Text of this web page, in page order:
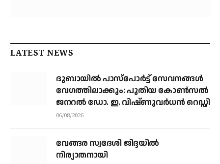
LATEST NEWS
ദുബായിൽ പാസ്‌പോർട്ട് സേവനങ്ങൾ
വേഗത്തിലാക്കും: പുതിയ കോൺസൽ
ജനറൽ ഡോ. ഇ. വിഷ്ണുവർധൻ റെഡ്ഡി
06/08/2026
വേങ്ങര സ്വദേശി ജിദ്ദയിൽ
നിര്യാതനായി